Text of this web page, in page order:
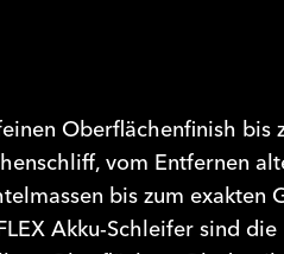
Oberflächenfinish bis
vom Entfernen
bis zum exakten
Akku-Schleifer sind